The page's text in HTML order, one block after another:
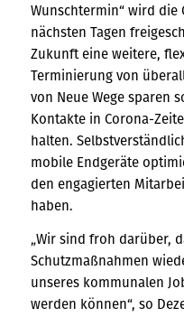
Wunschtermin“ wird die
nächsten Tagen
Zukunft eine weitere,
Terminierung von
von Neue Wege sparen
Kontakte in Corona-
halten.
mobile Endgeräte
den engagierten
haben.
„Wir sind froh darüber,
Schutzmaßnahmen
unseres kommunalen
werden können“, so